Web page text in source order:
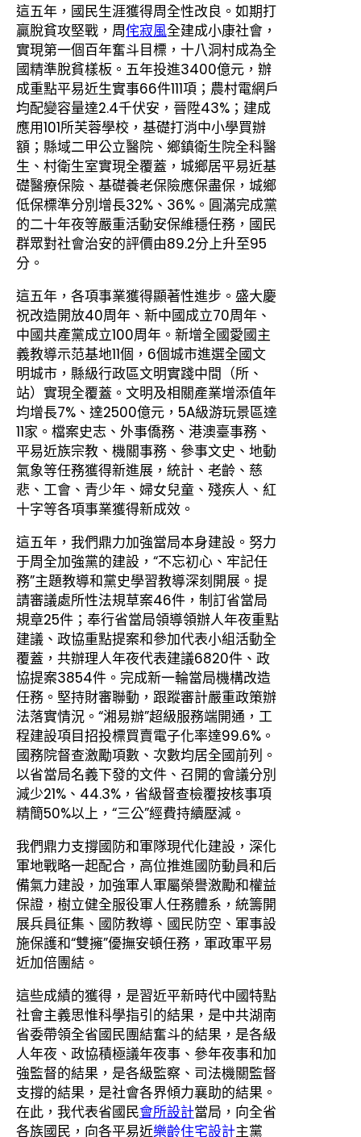
這五年，國民生涯獲得周全性改良。如期打
贏脫貧攻堅戰，周侘寂風全建成小康社會，
實現第一個百年奮斗目標，十八洞村成為全
國精準脫貧樣板。五年投進3400億元，辦
成重點平易近生實事66件111項；農村電網戶
均配變容量達2.4千伏安，晉陞43%；建成
應用101所芙蓉學校，基礎打消中小學買辦
額；縣域二甲公立醫院、鄉鎮衛生院全科醫
生、村衛生室實現全覆蓋，城鄉居平易近基
礎醫療保險、基礎養老保險應保盡保，城鄉
低保標準分別增長32%、36%。圓滿完成黨
的二十年夜等嚴重活動安保維穩任務，國民
群眾對社會治安的評價由89.2分上升至95
分。
這五年，各項事業獲得顯著性進步。盛大慶
祝改造開放40周年、新中國成立70周年、
中國共產黨成立100周年。新增全國愛國主
義教導示范基地11個，6個城市進選全國文
明城市，縣級行政區文明實踐中間（所、
站）實現全覆蓋。文明及相關產業增添值年
均增長7%、達2500億元，5A級游玩景區達
11家。檔案史志、外事僑務、港澳臺事務、
平易近族宗教、機關事務、參事文史、地動
氣象等任務獲得新進展，統計、老齡、慈
悲、工會、青少年、婦女兒童、殘疾人、紅
十字等各項事業獲得新成效。
這五年，我們鼎力加強當局本身建設。努力
于周全加強黨的建設，“不忘初心、牢記任
務”主題教導和黨史學習教導深刻開展。提
請審議處所性法規草案46件，制訂省當局
規章25件；奉行省當局領導領辦人年夜重點
建議、政協重點提案和參加代表小組活動全
覆蓋，共辦理人年夜代表建議6820件、政
協提案3854件。完成新一輪當局機構改造
任務。堅持財審聯動，跟蹤審計嚴重政策辦
法落實情況。“湘易辦”超級服務端開通，工
程建設項目招投標買賣電子化率達99.6%。
國務院督查激勵項數、次數均居全國前列。
以省當局名義下發的文件、召開的會議分別
減少21%、44.3%，省級督查檢覆按核事項
精簡50%以上，“三公”經費持續壓減。
我們鼎力支撐國防和軍隊現代化建設，深化
軍地戰略一起配合，高位推進國防動員和后
備氣力建設，加強軍人軍屬榮譽激勵和權益
保證，樹立健全服役軍人任務體系，統籌開
展兵員征集、國防教導、國民防空、軍事設
施保護和“雙擁”優撫安頓任務，軍政軍平易
近加倍團結。
這些成績的獲得，是習近平新時代中國特點
社會主義思惟科學指引的結果，是中共湖南
省委帶領全省國民團結奮斗的結果，是各級
人年夜、政協積極議年夜事、參年夜事和加
強監督的結果，是各級監察、司法機關監督
支撐的結果，是社會各界傾力襄助的結果。
在此，我代表省國民會所設計當局，向全省
各族國民，向各平易近樂齡住宅設計主黨